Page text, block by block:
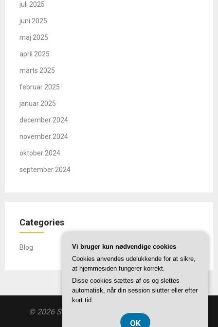
juli 2025
juni 2025
maj 2025
april 2025
marts 2025
februar 2025
januar 2025
december 2024
november 2024
oktober 2024
september 2024
Categories
Blog
© 2026 Styrkout.dk | Theme bySuperbThemes
Vi bruger kun nødvendige cookies
Cookies anvendes udelukkende for at sikre,
at hjemmesiden fungerer korrekt.
Disse cookies sættes af os og slettes
automatisk, når din session slutter eller efter
kort tid.
OK